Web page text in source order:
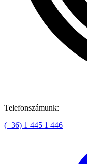
Telefonszámunk:
(+36) 1 445 1 446